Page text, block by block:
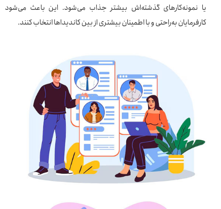
یا نمونه‌کارهای گذشته‌اش بیشتر جذاب می‌شود. این باعث می‌شود
کارفرمایان به‌راحتی و با اطمینان بیشتری از بین کاندیداها انتخاب کنند.